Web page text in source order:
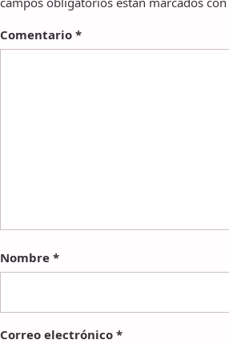
Comentario *
Nombre *
Correo electrónico *